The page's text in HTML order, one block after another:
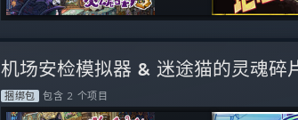
机场安检模拟器 & 迷途猫的灵魂碎
捆绑包 包含 2 个项目